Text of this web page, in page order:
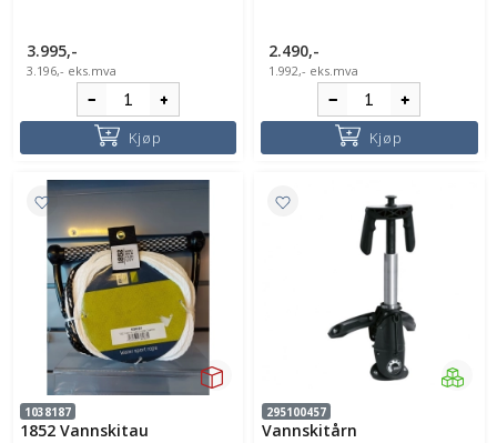
3.995,-
3.196,- eks.mva
Kjøp
2.490,-
1.992,- eks.mva
Kjøp
1038187
1852 Vannskitau
295100457
Vannskitårn